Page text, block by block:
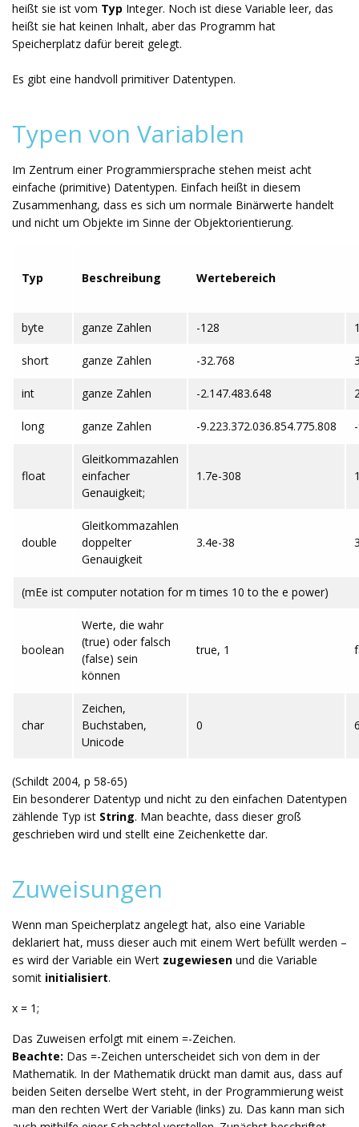
heißt sie ist vom Typ Integer. Noch ist diese Variable leer, das
heißt sie hat keinen Inhalt, aber das Programm hat
Speicherplatz dafür bereit gelegt.
Es gibt eine handvoll primitiver Datentypen.
Typen von Variablen
Im Zentrum einer Programmiersprache stehen meist acht
einfache (primitive) Datentypen. Einfach heißt in diesem
Zusammenhang, dass es sich um normale Binärwerte handelt
und nicht um Objekte im Sinne der Objektorientierung.
Typ Beschreibung Wertebereich
byte ganze Zahlen -128
short ganze Zahlen -32.768
int ganze Zahlen -2.147.483.648
long ganze Zahlen -9.223.372.036.854.775.808
float
Gleitkommazahlen
einfacher
Genauigkeit;
1.7e-308
double
Gleitkommazahlen
doppelter
Genauigkeit
3.4e-38
(mEe ist computer notation for m times 10 to the e power)
boolean
Werte, die wahr
(true) oder falsch
(false) sein
können
true, 1
char
Zeichen,
Buchstaben,
Unicode
0
(Schildt 2004, p 58-65)
Ein besonderer Datentyp und nicht zu den einfachen Datentypen
zählende Typ ist String. Man beachte, dass dieser groß
geschrieben wird und stellt eine Zeichenkette dar.
Zuweisungen
Wenn man Speicherplatz angelegt hat, also eine Variable
deklariert hat, muss dieser auch mit einem Wert befüllt werden –
es wird der Variable ein Wert zugewiesen und die Variable
somit initialisiert.
x = 1;
Das Zuweisen erfolgt mit einem =-Zeichen.
Beachte: Das =-Zeichen unterscheidet sich von dem in der
Mathematik. In der Mathematik drückt man damit aus, dass auf
beiden Seiten derselbe Wert steht, in der Programmierung weist
man den rechten Wert der Variable (links) zu. Das kann man sich